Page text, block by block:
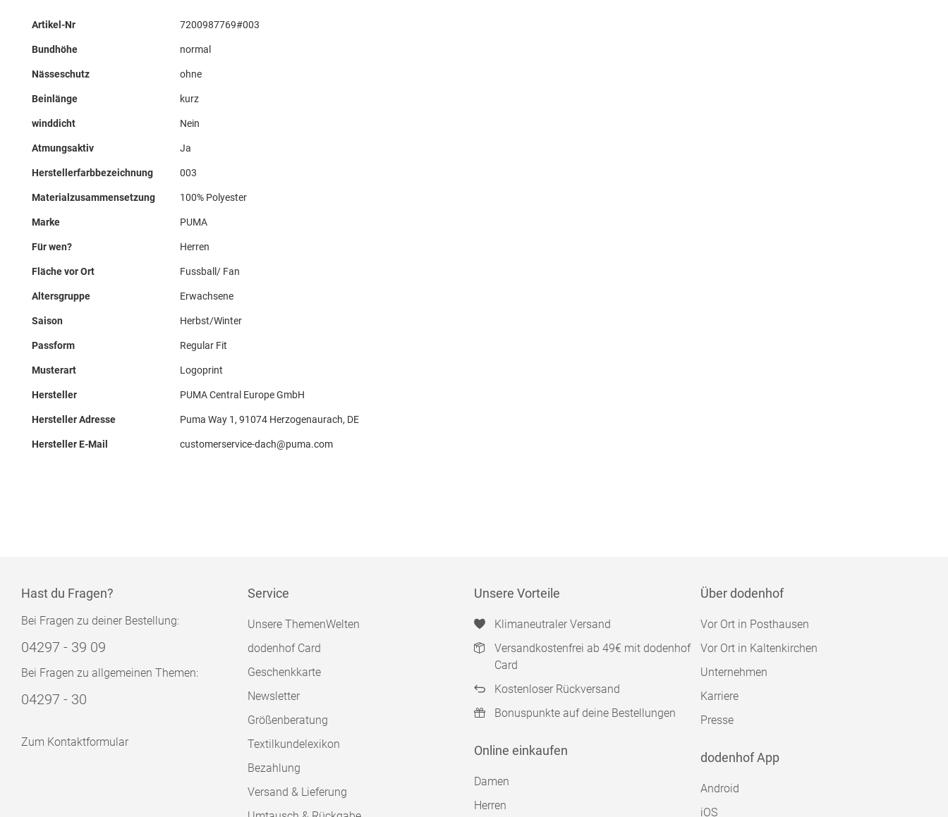
Mehr
Artikel-Nr 7200987769#003
Bundhöhe normal
Nässeschutz ohne
Beinlänge kurz
winddicht Nein
Atmungsaktiv Ja
Herstellerfarbbezeichnung 003
Materialzusammensetzung 100% Polyester
Marke PUMA
Für wen? Herren
Fläche vor Ort Fussball/ Fan
Altersgruppe Erwachsene
Saison Herbst/Winter
Passform Regular Fit
Musterart Logoprint
Hersteller PUMA Central Europe GmbH
Hersteller Adresse Puma Way 1, 91074 Herzogenaurach, DE
Hersteller E-Mail customerservice-dach@puma.com
Hast du Fragen?
Bei Fragen zu deiner Bestellung:
04297 - 39 09
Bei Fragen zu allgemeinen Themen:
04297 - 30
Zum Kontaktformular
Service
Unsere ThemenWelten
dodenhof Card
Geschenkkarte
Newsletter
Größenberatung
Textilkundelexikon
Bezahlung
Versand & Lieferung
Unsere Vorteile
Klimaneutraler Versand
Versandkostenfrei ab 49€ mit dodenhof
Card
Kostenloser Rückversand
Bonuspunkte auf deine Bestellungen
Online einkaufen
Damen
Herren
Über dodenhof
Vor Ort in Posthausen
Vor Ort in Kaltenkirchen
Unternehmen
Karriere
Presse
dodenhof App
Android
iOS